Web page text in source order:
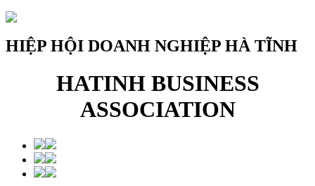
HIỆP HỘI DOANH NGHIỆP HÀ TĨNH
HATINH BUSINESS
ASSOCIATION